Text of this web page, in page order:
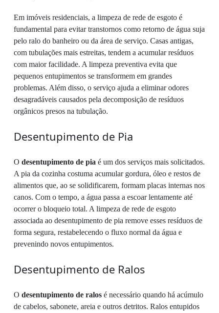
Em imóveis residenciais, a limpeza de rede de esgoto é
fundamental para evitar transtornos como retorno de água suja
pelo ralo do banheiro ou da área de serviço. Casas antigas,
com tubulações mais estreitas, tendem a acumular resíduos
com maior facilidade. A limpeza preventiva evita que
pequenos entupimentos se transformem em grandes
problemas. Além disso, o serviço ajuda a eliminar odores
desagradáveis causados pela decomposição de resíduos
orgânicos presos na tubulação.
Desentupimento de Pia
O desentupimento de pia é um dos serviços mais solicitados.
A pia da cozinha costuma acumular gordura, óleo e restos de
alimentos que, ao se solidificarem, formam placas internas nos
canos. Com o tempo, a água passa a escoar lentamente até
ocorrer o bloqueio total. A limpeza de rede de esgoto
associada ao desentupimento de pia remove esses resíduos de
forma segura, restabelecendo o fluxo normal da água e
prevenindo novos entupimentos.
Desentupimento de Ralos
O desentupimento de ralos é necessário quando há acúmulo
de cabelos, sabonete, areia e outros detritos. Ralos entupidos